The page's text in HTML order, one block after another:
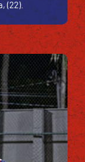
(22).